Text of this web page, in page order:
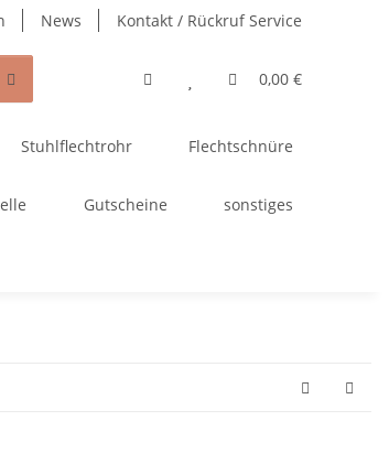
News Kontakt / Rückruf Service
0,00 €
Stuhlflechtrohr Flechtschnüre
Gutscheine sonstiges